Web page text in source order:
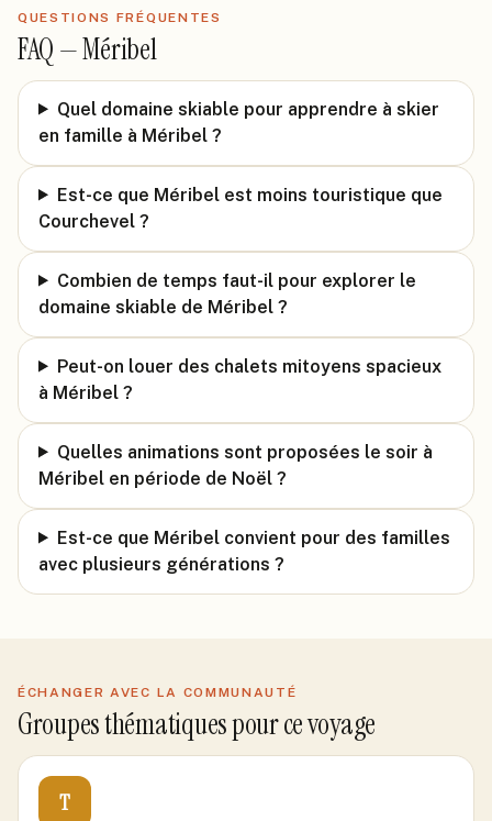
QUESTIONS FRÉQUENTES
FAQ —Méribel
Quel domaine skiable pour apprendre à skier
en famille à Méribel ?
Est-ce que Méribel est moins touristique que
Courchevel ?
Combien de temps faut-il pour explorer le
domaine skiable de Méribel ?
Peut-on louer des chalets mitoyens spacieux
à Méribel ?
Quelles animations sont proposées le soir à
Méribel en période de Noël ?
Est-ce que Méribel convient pour des familles
avec plusieurs générations ?
ÉCHANGER AVEC LA COMMUNAUTÉ
Groupes thématiques pour ce voyage
T